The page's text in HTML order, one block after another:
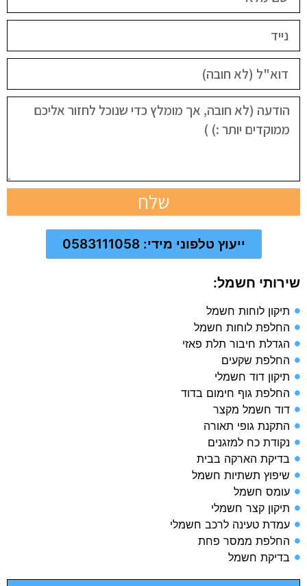
שלח
ייעוץ טלפוני מידי: 0583111058
שירותי חשמל:
תיקון לוחות חשמל
החלפת לוחות חשמל
הגדלת חיבור תלת פאזי
החלפת שקעים
תיקון דוד חשמלי
החלפת גוף חימום בדוד
דוד חשמל מקצר
התקנת גופי תאורה
נקודת כח למזגנים
בדיקת הארקה בבית​
שיפוץ תשתיות חשמל​
עומס חשמל​
תיקון קצר חשמלי​
עמדת טעינה לרכב חשמלי​
החלפת ממסר פחת​
בדיקת חשמל​